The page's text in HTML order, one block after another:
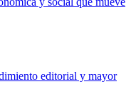
editorial y mayor